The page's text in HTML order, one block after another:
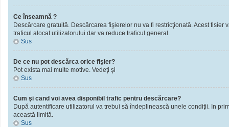
Ce înseamnă ?
Descărcare gratuită. Descărcarea fişierelor nu va fi restricţionată. Acest
traficul alocat utilizatorului dar va reduce traficul general.
Sus
De ce nu pot descărca orice fişier?
Pot exista mai multe motive. Vedeţi şi
Sus
Cum şi cand voi avea disponibil trafic pentru descărcare?
După autentificare utilizatorul va trebui să îndeplinească unele condiţii. In
această limită.
Sus